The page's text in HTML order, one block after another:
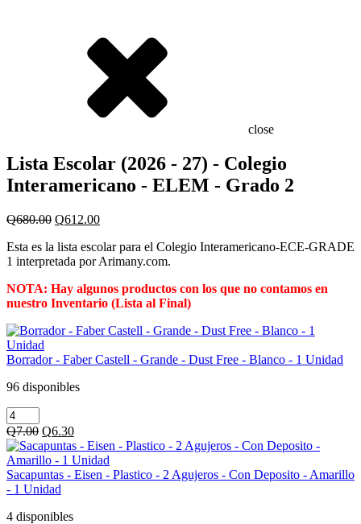
close
Lista Escolar (2026 - 27) - Colegio
Interamericano - ELEM - Grado 2
Q680.00 Original
was:
Q680.00.
Q612.00Current
is:
Q612.00.
Esta es la lista escolar para el Colegio Interamericano-ECE-GRADE
1 interpretada por Arimany.com.
NOTA: Hay algunos productos con los que no contamos en
nuestro Inventario (Lista al Final)
Borrador - Faber Castell - Grande - Dust Free - Blanco - 1 Unidad
96 disponibles
Borrador
-
Faber
Castell
-
Grande
Dust
Q7.00 Original
price
was:
Q7.00.
Q6.30Current
price
is:
Q6.30.
Sacapuntas - Eisen - Plastico - 2 Agujeros - Con Deposito - Amarillo
- 1 Unidad
4 disponibles